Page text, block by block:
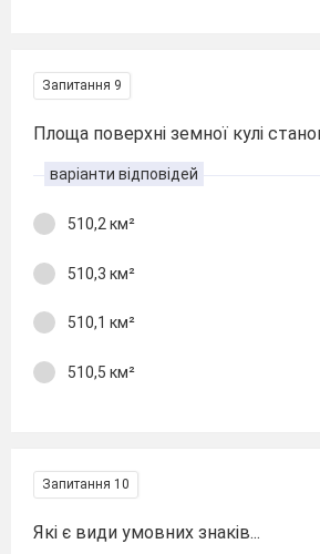
Запитання 9
Площа поверхні земної кулі
варіанти відповідей
510,2 км²
510,3 км²
510,1 км²
510,5 км²
Запитання 10
Які є види умовних знаків...